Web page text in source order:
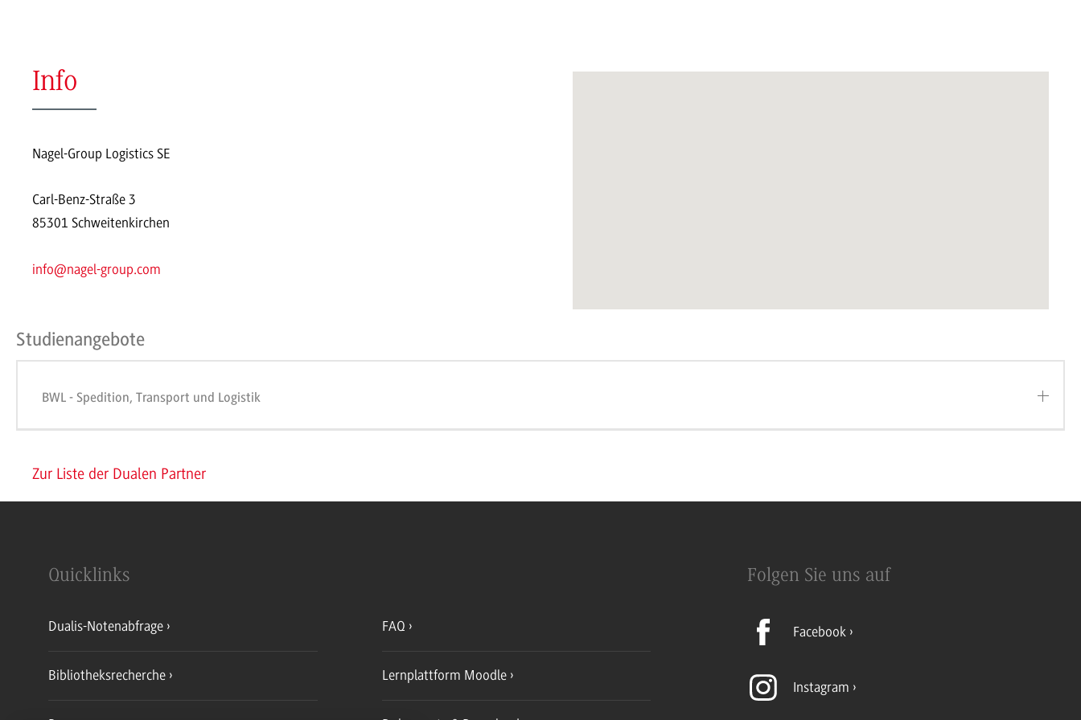
Info
Nagel-Group Logistics SE
Carl-Benz-Straße 3
85301 Schweitenkirchen
info@nagel-group.com
Studienangebote
BWL - Spedition, Transport und Logistik
Zur Liste der Dualen Partner
Quicklinks
Dualis-Notenabfrage FAQ
Bibliotheksrecherche Lernplattform Moodle
Folgen Sie uns auf
Facebook
Instagram